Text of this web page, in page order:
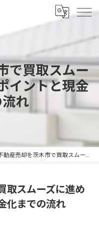
で買取スムー
イントと現金
れ
産売却を茨木市で買取スムーズに進めるためのポイントと現金化までの流れ
取スムーズに進め
化までの流れ